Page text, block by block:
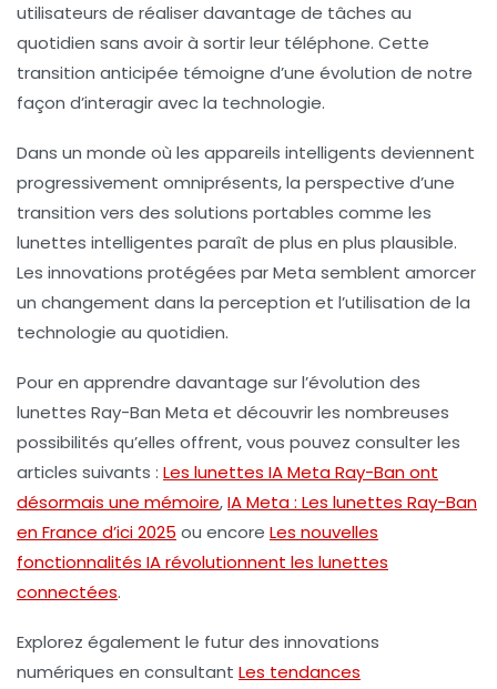
utilisateurs de réaliser davantage de tâches au
quotidien sans avoir à sortir leur téléphone. Cette
transition anticipée témoigne d’une évolution de notre
façon d’interagir avec la technologie.
Dans un monde où les appareils intelligents deviennent
progressivement omniprésents, la perspective d’une
transition vers des solutions portables comme les
lunettes intelligentes paraît de plus en plus plausible.
Les innovations protégées par Meta semblent amorcer
un changement dans la perception et l’utilisation de la
technologie au quotidien.
Pour en apprendre davantage sur l’évolution des
lunettes Ray-Ban Meta et découvrir les nombreuses
possibilités qu’elles offrent, vous pouvez consulter les
articles suivants : Les lunettes IA Meta Ray-Ban ont
désormais une mémoire,IA Meta : Les lunettes Ray-Ban
en France d’ici 2025 ou encore Les nouvelles
fonctionnalités IA révolutionnent les lunettes
connectées.
Explorez également le futur des innovations
numériques en consultant Les tendances